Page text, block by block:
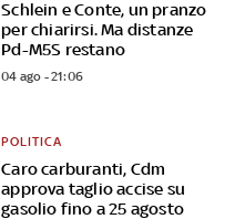
Schlein e Conte, un pranzo
per chiarirsi. Ma distanze
Pd-M5S restano
04 ago - 21:06
Caro carburanti, Cdm
approva taglio accise su
gasolio fino a 25 agosto
POLITICA